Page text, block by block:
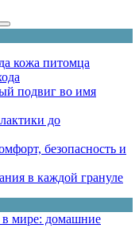
кожа питомца
подвиг во имя
до
безопасность и
в каждой грануле